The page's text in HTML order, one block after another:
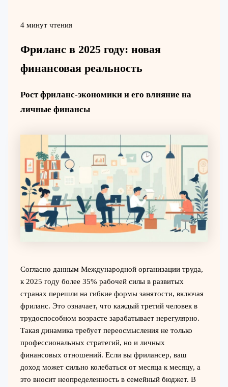
4 минут чтения
Фриланс в 2025 году: новая
финансовая реальность
Рост фриланс-экономики и его влияние на
личные финансы
Согласно данным Международной организации труда,
к 2025 году более 35% рабочей силы в развитых
странах перешли на гибкие формы занятости, включая
фриланс. Это означает, что каждый третий человек в
трудоспособном возрасте зарабатывает нерегулярно.
Такая динамика требует переосмысления не только
профессиональных стратегий, но и личных
финансовых отношений. Если вы фрилансер, ваш
доход может сильно колебаться от месяца к месяцу, а
это вносит неопределенность в семейный бюджет. В